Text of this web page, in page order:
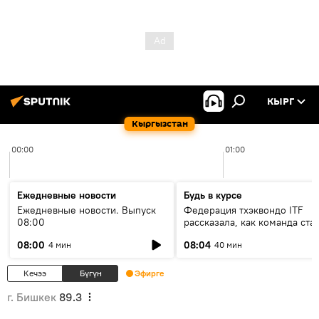
Кыргызстан
КЫРГ
00:00 01:00
Ежедневные новости
Ежедневные новости. Выпуск
08:00
08:00 4 мин
Будь в курсе
Федерация тхэквондо ITF
рассказала, как команда
08:04 40 мин
Кечээ Бүгүн Эфирге
г. Бишкек 89.3